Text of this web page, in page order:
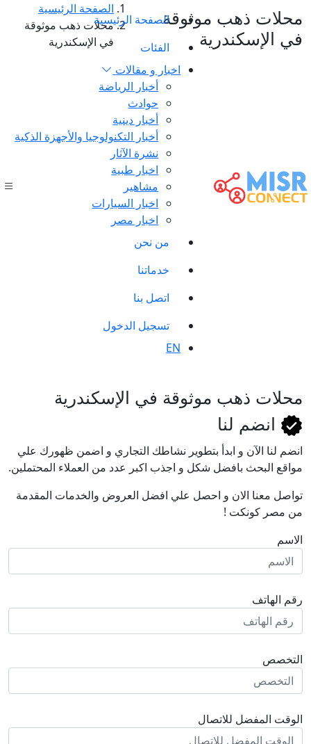
الصفحة الرئيسية
الفئات
اخبار و مقالات
أخبار الرياضة
حوادث
أخبار دينية
أخبار التكنولوجيا والأجهزة الذكية
نشرة الآثار
اخبار طبية
مشاهير
اخبار السيارات
اخبار مصر
من نحن
خدماتنا
اتصل بنا
تسجيل الدخول
EN
محلات ذهب موثوقة
في الإسكندرية
الصفحة الرئيسية
محلات ذهب موثوقة
في الإسكندرية
محلات ذهب موثوقة في الإسكندرية
انضم لنا
انضم لنا اﻵن و ابدأ بتطوير نشاطك التجاري و اضمن ظهورك علي
مواقع البحث بافضل شكل و اجذب اكبر عدد من العملاء المحتملين.
تواصل معنا الان و احصل علي افضل العروض والخدمات المقدمة
من مصر كونكت !
الاسم
رقم الهاتف
التخصص
الوقت المفضل للاتصال